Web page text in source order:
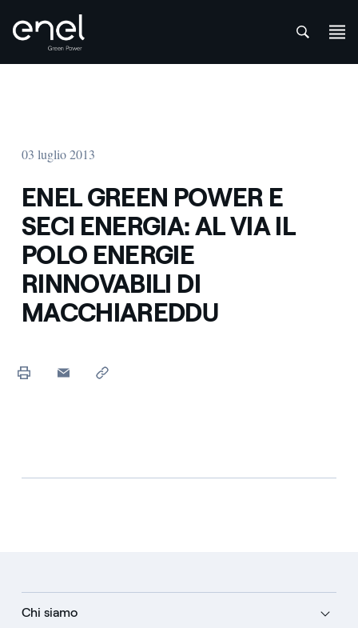
03 luglio 2013
ENEL GREEN POWER E
SECI ENERGIA: AL VIA IL
POLO ENERGIE
RINNOVABILI DI
MACCHIAREDDU
Chi siamo